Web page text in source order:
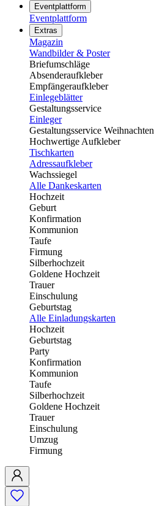
Eventplattform
Eventplattform
Extras
Magazin
Wandbilder & Poster
Briefumschläge
Absenderaufkleber
Empfängeraufkleber
Einlegeblätter
Gestaltungsservice
Einleger
Gestaltungsservice Weihnachten
Hochwertige Aufkleber
Tischkarten
Adressaufkleber
Wachssiegel
Alle Dankeskarten
Hochzeit
Geburt
Konfirmation
Kommunion
Taufe
Firmung
Silberhochzeit
Goldene Hochzeit
Trauer
Einschulung
Geburtstag
Alle Einladungskarten
Hochzeit
Geburtstag
Party
Konfirmation
Kommunion
Taufe
Silberhochzeit
Goldene Hochzeit
Trauer
Einschulung
Umzug
Firmung